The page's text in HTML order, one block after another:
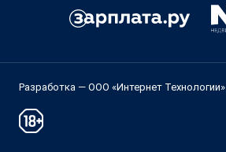
Разработка — ООО «Интернет Технологии»